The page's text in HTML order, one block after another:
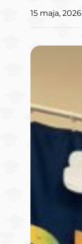
15 maja, 2026